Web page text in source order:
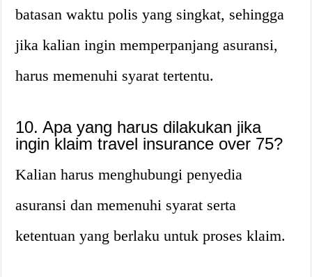
batasan waktu polis yang singkat, sehingga
jika kalian ingin memperpanjang asuransi,
harus memenuhi syarat tertentu.
10. Apa yang harus dilakukan jika
ingin klaim travel insurance over 75?
Kalian harus menghubungi penyedia
asuransi dan memenuhi syarat serta
ketentuan yang berlaku untuk proses klaim.